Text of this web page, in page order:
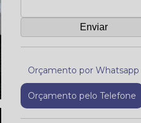
Orçamento por Whatsapp
Orçamento pelo Telefone